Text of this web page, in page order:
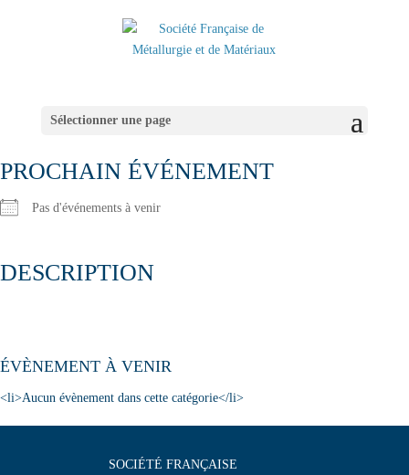
Sélectionner une page
PROCHAIN ÉVÉNEMENT
Pas d'événements à venir
DESCRIPTION
ÉVÈNEMENT À VENIR
<li>Aucun évènement dans cette catégorie</li>
SOCIÉTÉ FRANÇAISE